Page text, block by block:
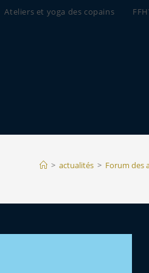
Ateliers et yoga des copains
> actualités > Forum des